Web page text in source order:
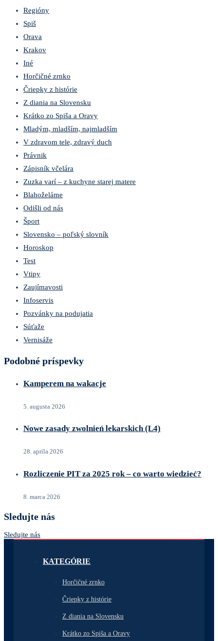
Regióny
Spiš
Orava
Krakov
Iné
Horčičné zrnko
Čriepky z histórie
Z diania na Slovensku
Krátko zo Spiša a Oravy
Mladým, mladším, najmladším
V zdravom tele, zdravý duch
Právnik
Zápisník včelára
Zuzka varí – z kuchyne starej matere
Blahoželáme
Odišli od nás
Šport
Slovensko – poľský slovník
Horoskop
Test
Vtipy
Zaujímavosti
Infoservis
Pozvánky na podujatia
Súťaže
Vernisáže
Podobné príspevky
Kamperem na wakacje
5. augusta 2026
Nowe zasady zwolnień lekarskich (L4)
28. apríla 2026
Rozliczenie PIT za 2025 rok – co warto wiedzieć?
8. marca 2026
Sledujte nás
Sledujte nás
KATEGÓRIE
Horčičné zrnko
Čriepky z histórie
Z diania na Slovensku
Krátko zo Spiša a Oravy